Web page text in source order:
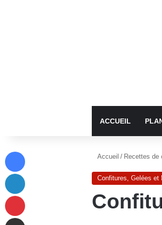
ACCUEIL
Accueil / Recettes de
Confitures, Gelées et